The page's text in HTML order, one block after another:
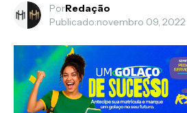
PorRedação
Publicado:novembro 09, 2022